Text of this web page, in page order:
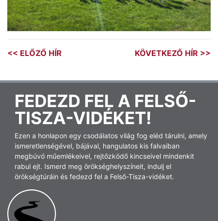
<< ELŐZŐ HÍR KÖVETKEZŐ HÍR >>
FEDEZD FEL A FELSŐ-
TISZA-VIDÉKET!
Ezen a honlapon egy csodálatos világ fog eléd tárulni, amely
ismeretlenségével, bájával, hangulatos kis falvaiban
megbúvó műemlékeivel, rejtőzködő kincseivel mindenkit
rabul ejt. Ismerd meg örökséghelyszíneit, indulj el
örökségtúráin és fedezd fel a Felső-Tisza-vidéket.